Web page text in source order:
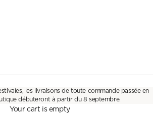
les livraisons de toute commande passée en
débuteront à partir du 8 septembre.
Your cart is empty
DROP
New collection
DISCOVER